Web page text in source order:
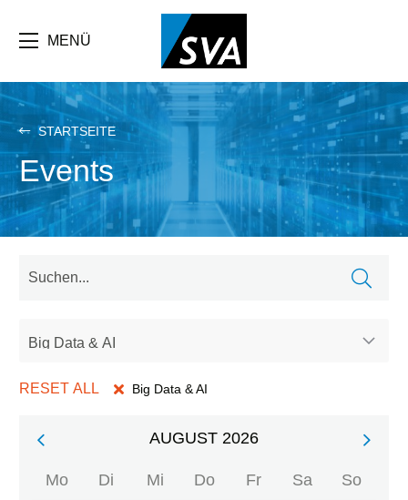
Inhalt
MENÜ
STARTSEITE
Events
AUGUST 2026SEITENNUMMERIERUNG
Mo Di Mi Do Fr Sa So
Big Data & AI